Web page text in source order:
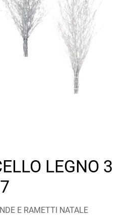
LEGNO 3
E RAMETTI NATALE